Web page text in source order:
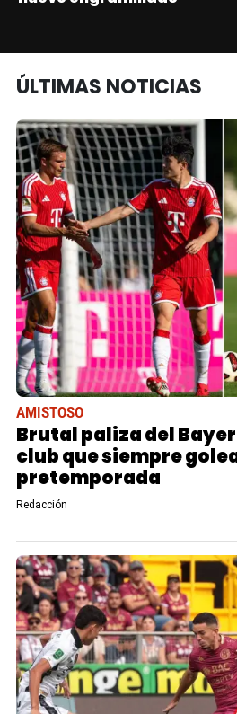
ÚLTIMAS NOTICIAS
AMISTOSO
Brutal paliza del
club que siempre
pretemporada
Redacción